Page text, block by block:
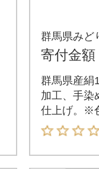
群馬県みど
寄付金額
群馬県産絹
加工、手染
仕上げ。※
望に沿えま
い。